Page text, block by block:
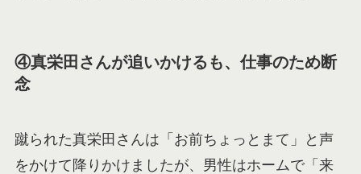
④真栄田さんが追いかけるも、仕事のため断
念
蹴られた真栄田さんは「お前ちょっとまて」と声
をかけて降りかけましたが、男性はホームで「来